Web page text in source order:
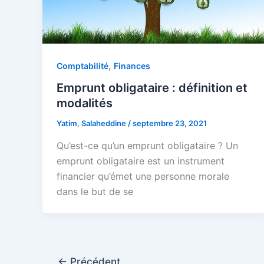
Comptabilité, Finances
Emprunt obligataire : définition et
modalités
Yatim, Salaheddine/septembre 23, 2021
Qu’est-ce qu’un emprunt obligataire ? Un
emprunt obligataire est un instrument
financier qu’émet une personne morale
dans le but de se
← Précédent